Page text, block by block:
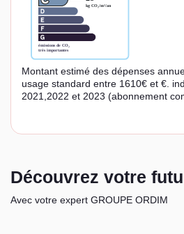
Montant estimé des dépenses
usage standard entre 1610€ et €.
2021,2022 et 2023 (abonnement
Découvrez votre
Avec votre expert GROUPE ORDIM